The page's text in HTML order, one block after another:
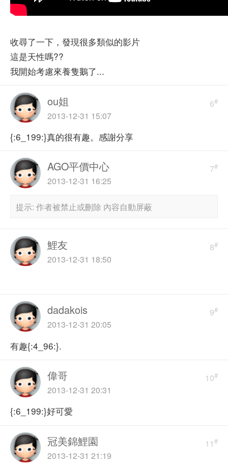
收尋了一下，發現很多類似的影片
這是天性嗎??
我開始考慮來養隻鵝了...
6#
ou姐
2013-12-31 15:07
{:6_199:}真的很有趣。感謝分享
7#
AGO平價中心
2013-12-31 16:25
提示: 作者被禁止或刪除 內容自動屏蔽
8#
鯉友
2013-12-31 18:50
9#
dadakois
2013-12-31 20:05
有趣{:4_96:}.
10#
偉哥
2013-12-31 20:31
{:6_199:}好可愛
11#
冠美錦鯉園
2013-12-31 21:19